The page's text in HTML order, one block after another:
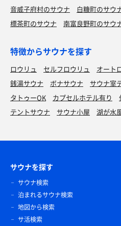
音威子府村のサウナ
白糠町のサウ
標茶町のサウナ
南富良野町のサウ
特徴からサウナを探す
ロウリュ セルフロウリュ オート
銭湯サウナ
ボナサウナ サウナ室
タトゥーOK
カプセルホテル有り
テントサウナ
サウナ小屋 湖が水
サウナを探す
サウナ検索
泊まれるサウナ検索
地図から検索
サ活検索